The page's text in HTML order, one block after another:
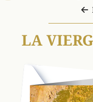
LA